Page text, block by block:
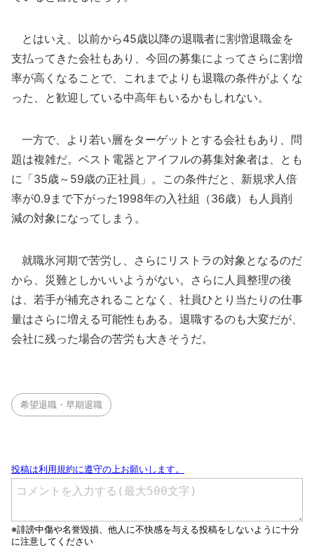
とはいえ、以前から45歳以降の退職者に割増退職金を
支払ってきた会社もあり、今回の募集によってさらに割増
率が高くなることで、これまでよりも退職の条件がよくな
った、と歓迎している中高年もいるかもしれない。
一方で、より若い層をターゲットとする会社もあり、問
題は複雑だ。ベスト電器とアイフルの募集対象者は、とも
に「35歳～59歳の正社員」。この条件だと、新規求人倍
率が0.9まで下がった1998年の入社組（36歳）も人員削
減の対象になってしまう。
就職氷河期で苦労し、さらにリストラの対象となるのだ
から、災難としかいいようがない。さらに人員整理の後
は、若手が補充されることなく、社員ひとり当たりの仕事
量はさらに増える可能性もある。退職するのも大変だが、
会社に残った場合の苦労も大きそうだ。
希望退職・早期退職